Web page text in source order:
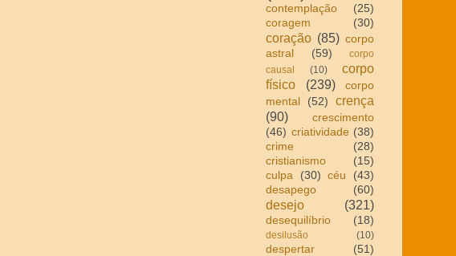
contemplação
(25)
coragem
(30)
coração (85) corpo
astral
(59)
corpo
causal
(10)
corpo
físico
(239)
corpo
mental
(52)
crença
(90)
crescimento
(46) criatividade (38)
crime
(28)
cristianismo
(15)
culpa
(30) céu
(43)
desapego
(60)
desejo (321)
desequilíbrio (18)
desilusão (10)
despertar
(51)